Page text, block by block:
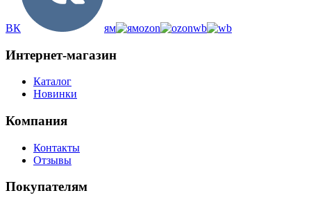
ВК ям ozon wb
Интернет-магазин
Каталог
Новинки
Компания
Контакты
Отзывы
Покупателям